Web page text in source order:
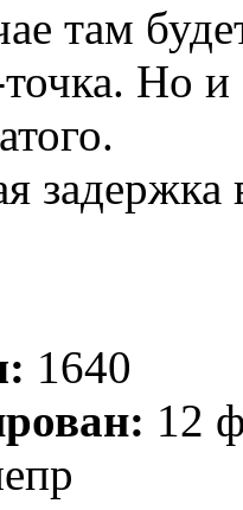
там
Но и
задержка
1640
12